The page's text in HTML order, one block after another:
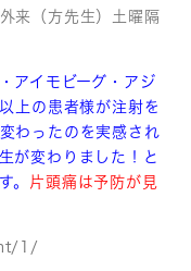
来（方先生）土曜隔
アイモビーグ・アジ
上の患者様が注射を
わったのを実感され
が変わりました！と
。
片頭痛は予防が見
1/